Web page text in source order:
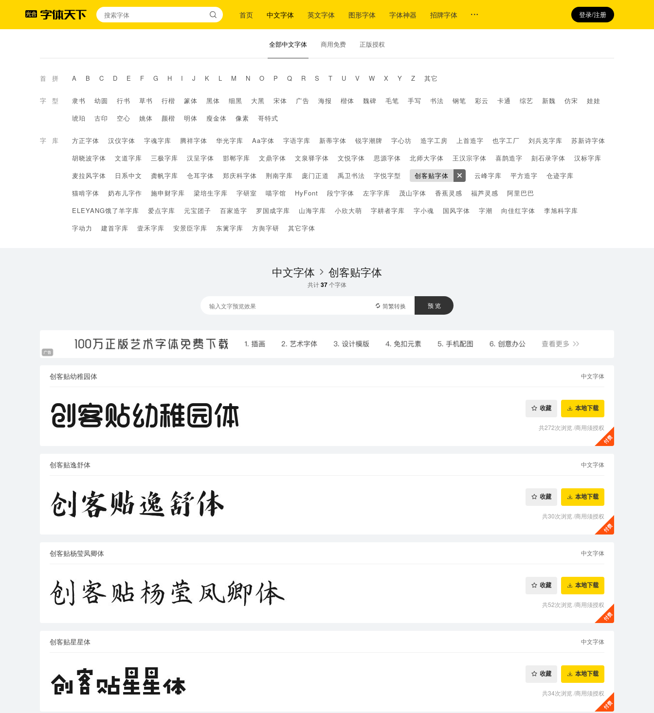
首页 中文字体 英文字体 图形字体 字体神器 招牌字体 登录/注册
全部中文字体 商用免费 正版授权
首拼 A B C D E F G H I J K L M N O P Q R S T U V W X Y Z 其它
字型 隶书 幼圆 行书 草书 行楷 篆体 黑体 细黑 大黑 宋体 广告 海报 楷体 魏碑 毛笔 手写 书法 钢笔 彩云 卡通 综艺 新魏 仿宋
娃娃
琥珀
古印 空心 姚体 颜楷 明体 瘦金体 像素 哥特式
字库 方正字体 汉仪字体 字魂字库 腾祥字体 华光字库 Aa字体 字语字库 新蒂字体 锐字潮牌 字心坊 造字工房 上首造字 也字工厂 刘兵克字库
苏新诗字体
胡晓波字体
文道字库 三极字库 汉呈字体 邯郸字库 文鼎字体 文泉驿字体 文悦字体 思源字体 北师大字体 王汉宗字体 喜鹊造字 刻石录字体
汉标字库
麦拉风字体
日系中文 龚帆字库 仓耳字体 郑庆科字体 荆南字库 庞门正道 禹卫书法 字悦字型 创客贴字体 云峰字库 平方造字
仓迹字库
猫啃字体
奶布儿字作 施申财字库 梁培生字库 字研室 喵字馆 HyFont 段宁字体 左字字库 茂山字体 香蕉灵感 福芦灵感
阿里巴巴
ELEYANG饿了羊字库
爱点字库 元宝团子 百家造字 罗国成字库 山海字库 小欣大萌 字耕者字库 字小魂 国风字体 字潮 向佳红字体
李旭科字库
字动力
建首字库 壹禾字库 安景臣字库 东篱字库 方舆字研 其它字体
中文字体 创客贴字体
共计37个字体
预 览
简繁转换
创客贴幼稚园体 中文字体
收藏 本地下载
共272次浏览/商用须授权
创客贴逸舒体 中文字体
收藏 本地下载
共30次浏览/商用须授权
创客贴杨莹凤卿体 中文字体
收藏 本地下载
共52次浏览/商用须授权
创客贴星星体 中文字体
收藏 本地下载
共34次浏览/商用须授权